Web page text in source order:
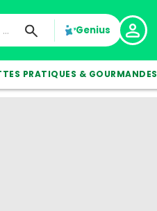
Genius
PRATIQUES & GOURMANDES